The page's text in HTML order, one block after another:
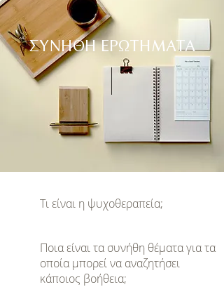
ΣΥΝΗΘΗ ΕΡΩΤΗΜΑΤΑ
Τι είναι η ψυχοθεραπεία;
Ποια είναι τα συνήθη θέματα για τα
οποία μπορεί να αναζητήσει
κάποιος βοήθεια;